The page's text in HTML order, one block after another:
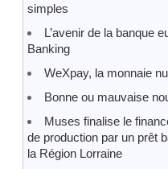
simples
L’avenir de la banque
Banking
WeXpay, la monnaie
Bonne ou mauvaise
Muses finalise le
de production par un prêt
la Région Lorraine